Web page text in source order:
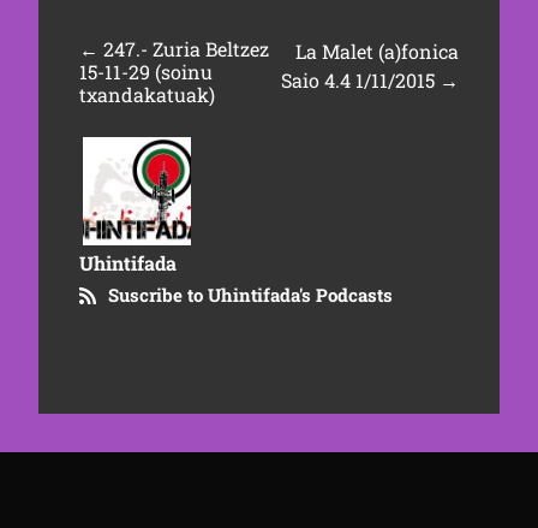
← 247.- Zuria Beltzez
15-11-29 (soinu
txandakatuak)
La Malet (a)fonica
Saio 4.4 1/11/2015 →
Uhintifada
Suscribe to Uhintifada's Podcasts